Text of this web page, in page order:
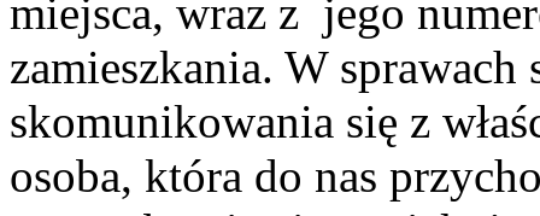
miejsca, wraz z jego
zamieszkania. W
skomunikowania się z
osoba, która do nas